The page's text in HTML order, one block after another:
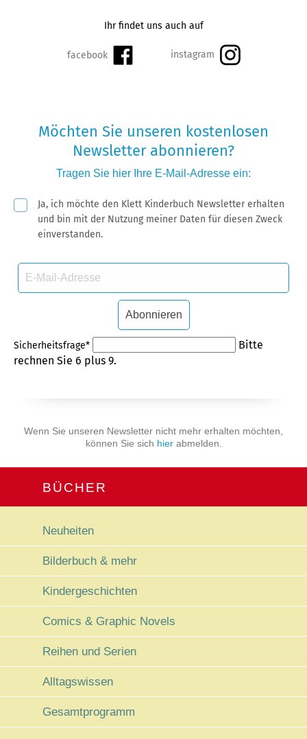
Ihr findet uns auch auf
Möchten Sie unseren kostenlosen
Newsletter abonnieren?
Tragen Sie hier Ihre E-Mail-Adresse ein:
PflichtfeldJa, ich möchte den Klett Kinderbuch Newsletter erhalten
und bin mit der Nutzung meiner Daten für diesen Zweck
einverstanden.
E-
Mail-
Abonnieren
Pflichtfeld
Sicherheitsfrage*
Bitte
rechnen Sie 6 plus 9.
Wenn Sie unseren Newsletter nicht mehr erhalten möchten,
können Sie sich hierabmelden.
BÜCHER
Navigation überspringen
Neuheiten
Bilderbuch & mehr
Kindergeschichten
Comics & Graphic Novels
Reihen und Serien
Alltagswissen
Gesamtprogramm